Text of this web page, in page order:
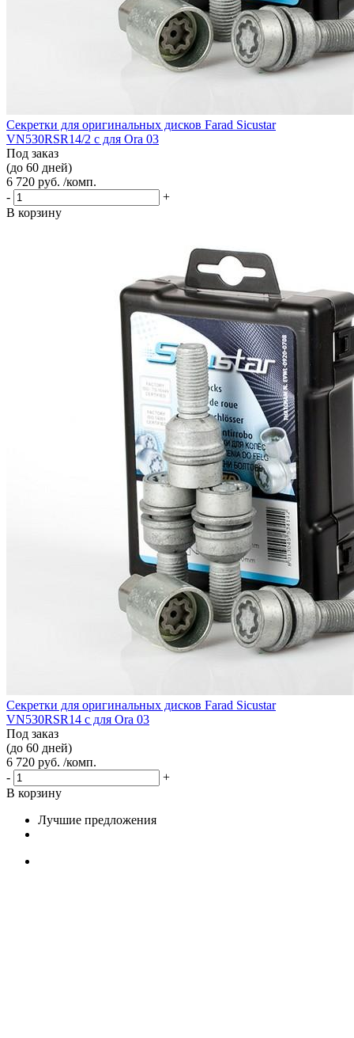
Секретки для оригинальных дисков Farad Sicustar
VN530RSR14/2 с для Ora 03
Под заказ
(до 60 дней)
6 720 руб. /комп.
-
+
В корзину
Секретки для оригинальных дисков Farad Sicustar
VN530RSR14 с для Ora 03
Под заказ
(до 60 дней)
6 720 руб. /комп.
-
+
В корзину
Лучшие предложения